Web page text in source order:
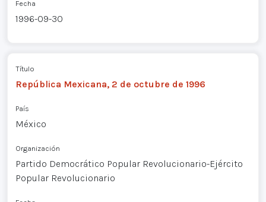
Fecha
1996-09-30
Título
República Mexicana, 2 de octubre de 1996
País
México
Organización
Partido Democrático Popular Revolucionario-Ejército
Popular Revolucionario